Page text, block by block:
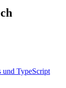
und TypeScript